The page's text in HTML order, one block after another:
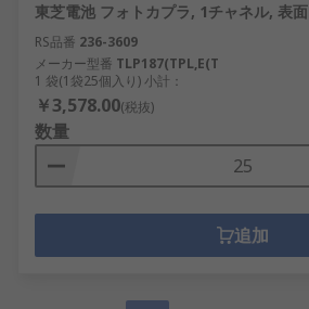
東芝電池 フォトカプラ, 1チャネル, 表面
RS品番 236-3609
メーカー型番 TLP187(TPL,E(T
1 袋(1袋25個入り) 小計：
￥3,578.00(税抜)
数量
追加